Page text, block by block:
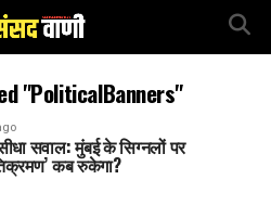
"PoliticalBanners"
सवाल: मुंबई के सिग्नलों पर
कब रुकेगा?